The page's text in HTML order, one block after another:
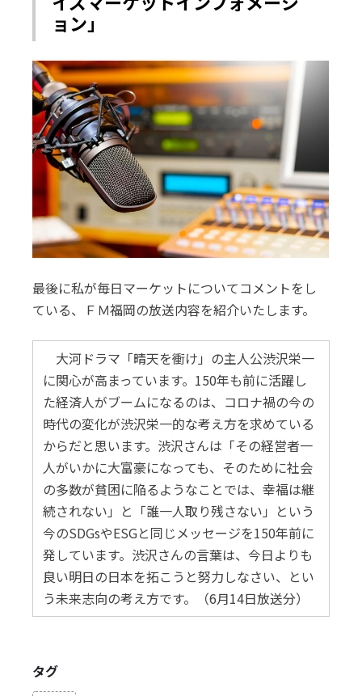
ョン」
最後に私が毎日マーケットについてコメントをし
ている、ＦＭ福岡の放送内容を紹介いたします。
大河ドラマ「晴天を衝け」の主人公渋沢栄一
に関心が高まっています。150年も前に活躍し
た経済人がブームになるのは、コロナ禍の今の
時代の変化が渋沢栄一的な考え方を求めている
からだと思います。渋沢さんは「その経営者一
人がいかに大富豪になっても、そのために社会
の多数が貧困に陥るようなことでは、幸福は継
続されない」と「誰一人取り残さない」という
今のSDGsやESGと同じメッセージを150年前に
発しています。渋沢さんの言葉は、今日よりも
良い明日の日本を拓こうと努力しなさい、とい
う未来志向の考え方です。（6月14日放送分）
タグ